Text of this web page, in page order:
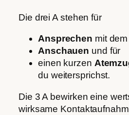
Die drei A stehen für
Ansprechen mit
Anschauen und für
einen kurzen
du weitersprichst.
Die 3 A bewirken eine
wirksame